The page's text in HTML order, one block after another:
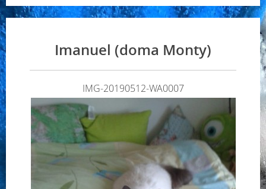
Imanuel (doma Monty)
IMG-20190512-WA0007